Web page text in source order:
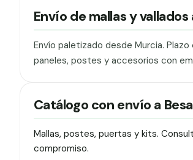
Envío de mallas y vallados
Envío paletizado desde Murcia.
paneles, postes y accesorios con
Catálogo con envío a
Mallas, postes, puertas y kits.
compromiso.